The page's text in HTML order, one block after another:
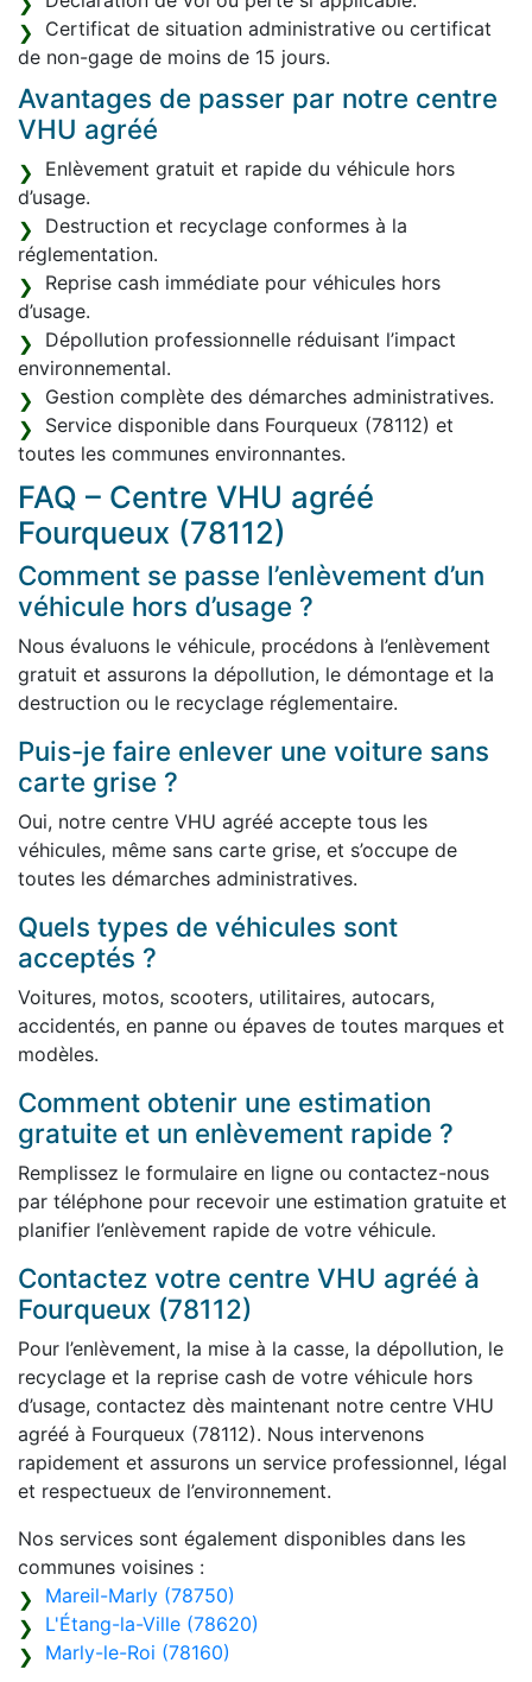
Certificat de situation administrative ou certificat
de non-gage de moins de 15 jours.
Avantages de passer par notre centre
VHU agréé
Enlèvement gratuit et rapide du véhicule hors
d’usage.
Destruction et recyclage conformes à la
réglementation.
Reprise cash immédiate pour véhicules hors
d’usage.
Dépollution professionnelle réduisant l’impact
environnemental.
Gestion complète des démarches administratives.
Service disponible dans Fourqueux (78112) et
toutes les communes environnantes.
FAQ – Centre VHU agréé
Fourqueux (78112)
Comment se passe l’enlèvement d’un
véhicule hors d’usage ?
Nous évaluons le véhicule, procédons à l’enlèvement
gratuit et assurons la dépollution, le démontage et la
destruction ou le recyclage réglementaire.
Puis-je faire enlever une voiture sans
carte grise ?
Oui, notre centre VHU agréé accepte tous les
véhicules, même sans carte grise, et s’occupe de
toutes les démarches administratives.
Quels types de véhicules sont
acceptés ?
Voitures, motos, scooters, utilitaires, autocars,
accidentés, en panne ou épaves de toutes marques et
modèles.
Comment obtenir une estimation
gratuite et un enlèvement rapide ?
Remplissez le formulaire en ligne ou contactez-nous
par téléphone pour recevoir une estimation gratuite et
planifier l’enlèvement rapide de votre véhicule.
Contactez votre centre VHU agréé à
Fourqueux (78112)
Pour l’enlèvement, la mise à la casse, la dépollution, le
recyclage et la reprise cash de votre véhicule hors
d’usage, contactez dès maintenant notre centre VHU
agréé à Fourqueux (78112). Nous intervenons
rapidement et assurons un service professionnel, légal
et respectueux de l’environnement.
Nos services sont également disponibles dans les
communes voisines :
Mareil-Marly (78750)
L'Étang-la-Ville (78620)
Marly-le-Roi (78160)